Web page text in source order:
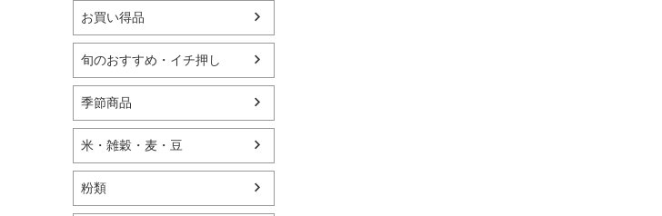
お買い得品
旬のおすすめ・イチ押し
季節商品
米・雑穀・麦・豆
粉類